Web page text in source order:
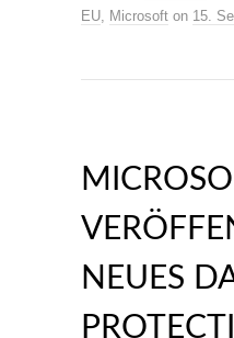
EU, Microsoft on 15.
NEUES